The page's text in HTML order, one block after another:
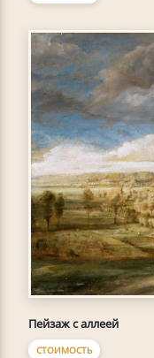
Пейзаж с аллеей
СТОИМОСТЬ